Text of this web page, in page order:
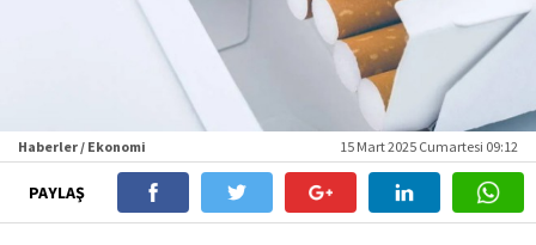
Haberler / Ekonomi 15 Mart 2025 Cumartesi 09:12
PAYLAŞ